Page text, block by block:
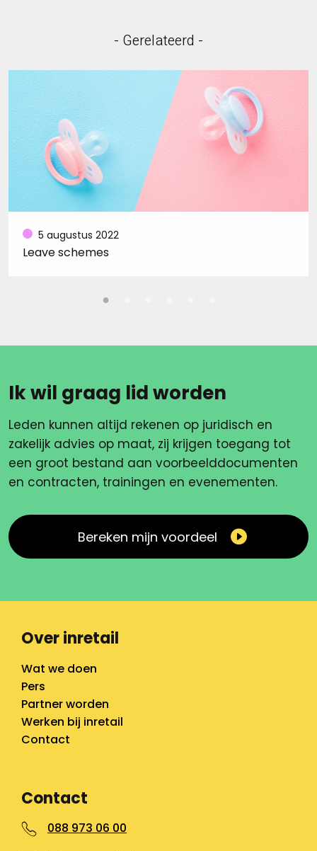
- Gerelateerd -
5 augustus 2022
Leave schemes
Ik wil graag lid worden
Leden kunnen altijd rekenen op juridisch en
zakelijk advies op maat, zij krijgen toegang tot
een groot bestand aan voorbeelddocumenten
en contracten, trainingen en evenementen.
Bereken mijn voordeel
Over inretail
Wat we doen
Pers
Partner worden
Werken bij inretail
Contact
Contact
088 973 06 00